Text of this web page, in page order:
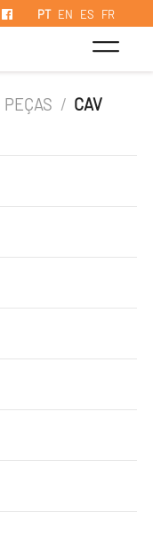
PT EN ES FR
PEÇAS / CAV